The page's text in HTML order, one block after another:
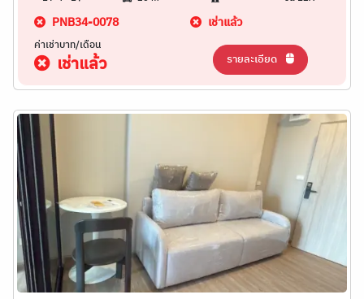
PNB34-0078 เช่าแล้ว
ค่าเช่าบาท/เดือน
เช่าแล้ว รายละเอียด